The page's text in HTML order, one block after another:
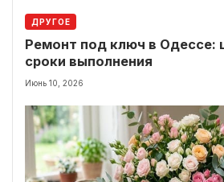
ДРУГОЕ
Ремонт под ключ в Одессе:
сроки выполнения
Июнь 10, 2026